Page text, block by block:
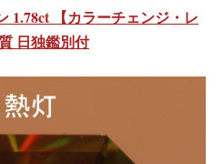
【カラーチェンジ・レ
日独鑑別付